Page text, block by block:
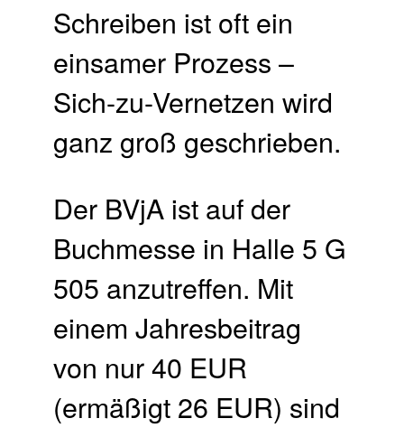
Schreiben ist oft ein
einsamer Prozess –
Sich-zu-Vernetzen wird
ganz groß geschrieben.
Der BVjA ist auf der
Buchmesse in Halle 5 G
505 anzutreffen. Mit
einem Jahresbeitrag
von nur 40 EUR
(ermäßigt 26 EUR) sind